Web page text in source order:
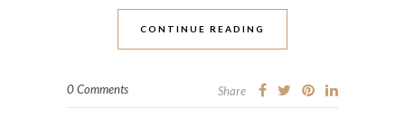
CONTINUE READING
0 Comments Share